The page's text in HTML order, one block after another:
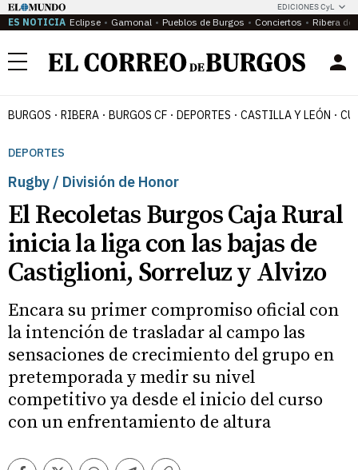
EDICIONES CyL
ES NOTICIA Eclipse Gamonal Pueblos de Burgos Conciertos Ribera del
Menú
BURGOS RIBERA BURGOS CF DEPORTES CASTILLA Y LEÓN
DEPORTES
Rugby / División de Honor
El Recoletas Burgos Caja Rural
inicia la liga con las bajas de
Castiglioni, Sorreluz y Alvizo
Encara su primer compromiso oficial con
la intención de trasladar al campo las
sensaciones de crecimiento del grupo en
pretemporada y medir su nivel
competitivo ya desde el inicio del curso
con un enfrentamiento de altura